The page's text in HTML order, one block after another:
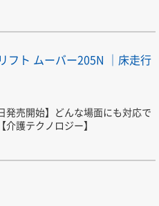
フト ムーバー205N ｜床走行
発売開始】どんな場面にも対応で
介護テクノロジー】